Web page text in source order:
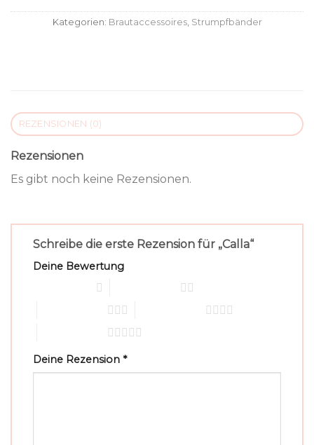
Kategorien: Brautaccessoires, Strumpfbänder
REZENSIONEN (0)
Rezensionen
Es gibt noch keine Rezensionen.
Schreibe die erste Rezension für „Calla“
Deine Bewertung
Deine Rezension *